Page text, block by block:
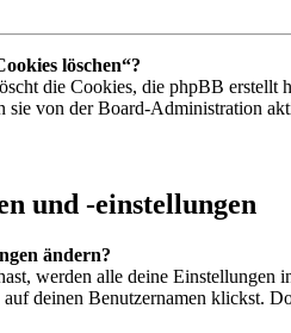
löschen“?
die Cookies, die phpBB erstellt
sie von der Board-Administration
und -einstellungen
ändern?
werden alle deine Einstellungen
deinen Benutzernamen klickst.